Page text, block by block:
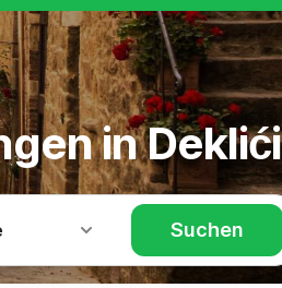
in Deklići
Suchen